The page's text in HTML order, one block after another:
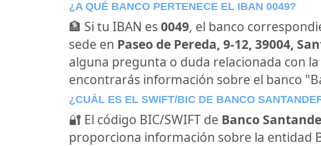
¿A QUÉ BANCO PERTENECE EL IBAN 0049?
🏦 Si tu IBAN es 0049, el banco
sede en Paseo de Pereda, 9-12, 39004,
alguna pregunta o duda relacionada con
encontrarás información sobre el banco
¿CUÁL ES EL SWIFT/BIC DE BANCO
🔐 El código BIC/SWIFT de Banco
proporciona información sobre la entidad